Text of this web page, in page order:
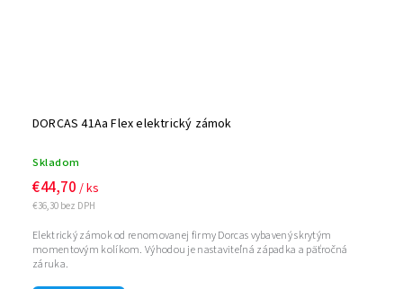
DORCAS 41Aa Flex elektrický zámok
Skladom
€36,30 bez DPH
€44,70 / ks
Elektrický zámok od renomovanej firmy Dorcas vybavený skrytým
momentovým kolíkom. Výhodou je nastaviteľná západka a päťročná
záruka.